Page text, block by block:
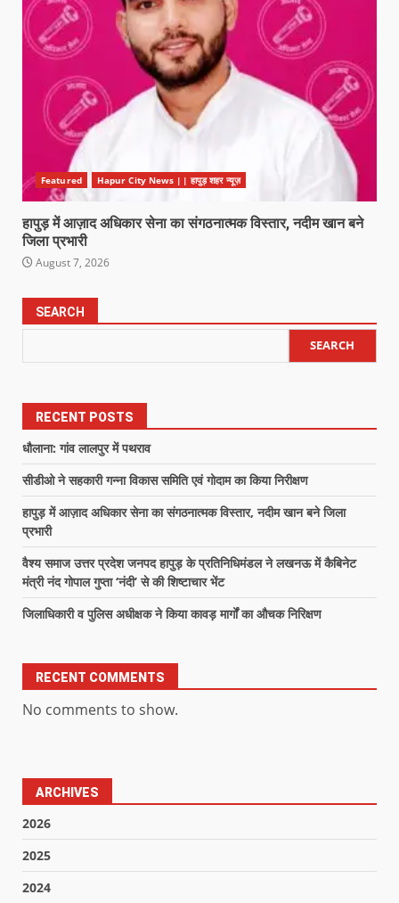
Featured Hapur City News || हापुड़ शहर न्यूज़
हापुड़ में आज़ाद अधिकार सेना का संगठनात्मक विस्तार, नदीम खान बने
जिला प्रभारी
August 7, 2026
SEARCH
SEARCH
RECENT POSTS
धौलाना: गांव लालपुर में पथराव
सीडीओ ने सहकारी गन्ना विकास समिति एवं गोदाम का किया निरीक्षण
हापुड़ में आज़ाद अधिकार सेना का संगठनात्मक विस्तार, नदीम खान बने जिला
प्रभारी
वैश्य समाज उत्तर प्रदेश जनपद हापुड़ के प्रतिनिधिमंडल ने लखनऊ में कैबिनेट
मंत्री नंद गोपाल गुप्ता ‘नंदी’ से की शिष्टाचार भेंट
जिलाधिकारी व पुलिस अधीक्षक ने किया कावड़ मार्गों का औचक निरिक्षण
RECENT COMMENTS
No comments to show.
ARCHIVES
2026
2025
2024